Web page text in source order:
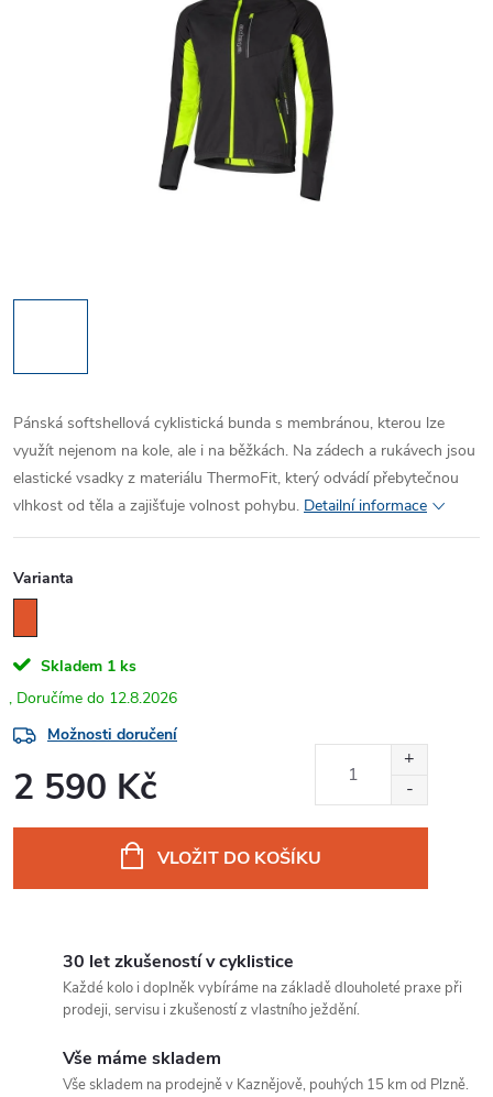
Pánská softshellová cyklistická bunda s membránou, kterou lze
využít nejenom na kole, ale i na běžkách. Na zádech a rukávech jsou
elastické vsadky z materiálu ThermoFit, který odvádí přebytečnou
vlhkost od těla a zajišťuje volnost pohybu. Detailní informace
Varianta
Skladem 1 ks
12.8.2026
Možnosti doručení
2 590 Kč
VLOŽIT DO KOŠÍKU
30 let zkušeností v cyklistice
Každé kolo i doplněk vybíráme na základě dlouholeté praxe při
prodeji, servisu i zkušeností z vlastního ježdění.
Vše máme skladem
Vše skladem na prodejně v Kaznějově, pouhých 15 km od Plzně.